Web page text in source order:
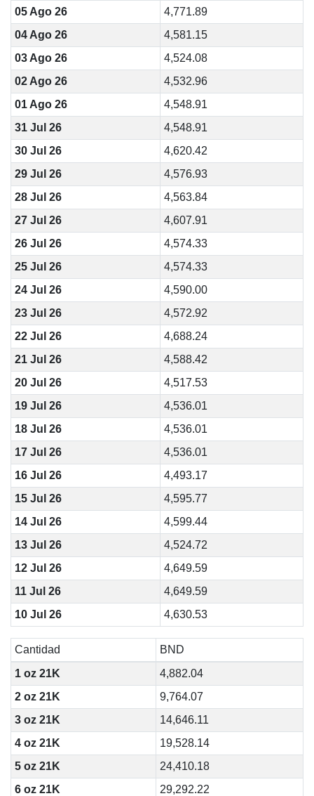
05 Ago 26
4,771.89
04 Ago 26
4,581.15
03 Ago 26
4,524.08
02 Ago 26
4,532.96
01 Ago 26
4,548.91
31 Jul 26
4,548.91
30 Jul 26
4,620.42
29 Jul 26
4,576.93
28 Jul 26
4,563.84
27 Jul 26
4,607.91
26 Jul 26
4,574.33
25 Jul 26
4,574.33
24 Jul 26
4,590.00
23 Jul 26
4,572.92
22 Jul 26
4,688.24
21 Jul 26
4,588.42
20 Jul 26
4,517.53
19 Jul 26
4,536.01
18 Jul 26
4,536.01
17 Jul 26
4,536.01
16 Jul 26
4,493.17
15 Jul 26
4,595.77
14 Jul 26
4,599.44
13 Jul 26
4,524.72
12 Jul 26
4,649.59
11 Jul 26
4,649.59
10 Jul 26
4,630.53
Cantidad
BND
1 oz 21K
4,882.04
2 oz 21K
9,764.07
3 oz 21K
14,646.11
4 oz 21K
19,528.14
5 oz 21K
24,410.18
6 oz 21K
29,292.22